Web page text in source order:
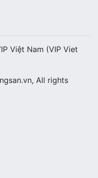
Việt Nam (VIP Viet
All rights